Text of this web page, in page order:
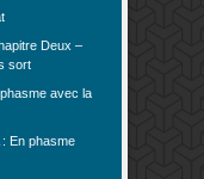
Deux –
sort
avec la
En phasme